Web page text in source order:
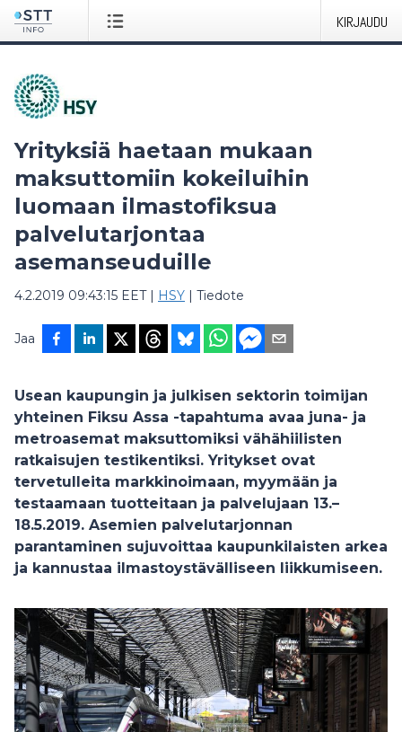
KIRJAUDU
Yrityksiä haetaan mukaan
maksuttomiin kokeiluihin
luomaan ilmastofiksua
palvelutarjontaa
asemanseuduille
4.2.2019 09:43:15 EET| HSY | Tiedote
Jaa
Usean kaupungin ja julkisen sektorin toimijan
yhteinen Fiksu Assa -tapahtuma avaa juna- ja
metroasemat maksuttomiksi vähähiilisten
ratkaisujen testikentiksi. Yritykset ovat
tervetulleita markkinoimaan, myymään ja
testaamaan tuotteitaan ja palvelujaan 13.–
18.5.2019. Asemien palvelutarjonnan
parantaminen sujuvoittaa kaupunkilaisten arkea
ja kannustaa ilmastoystävälliseen liikkumiseen.